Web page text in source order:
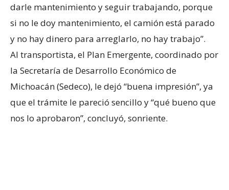
darle mantenimiento y seguir trabajando, porque
si no le doy mantenimiento, el camión está parado
y no hay dinero para arreglarlo, no hay trabajo”.
Al transportista, el Plan Emergente, coordinado por
la Secretaría de Desarrollo Económico de
Michoacán (Sedeco), le dejó “buena impresión”, ya
que el trámite le pareció sencillo y “qué bueno que
nos lo aprobaron”, concluyó, sonriente.